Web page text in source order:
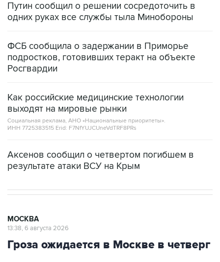
Путин сообщил о решении сосредоточить в
одних руках все службы тыла Минобороны
ФСБ сообщила о задержании в Приморье
подростков, готовивших теракт на объекте
Росгвардии
Как российские медицинские технологии
выходят на мировые рынки
Социальная реклама, АНО «Национальные приоритеты».
ИНН 7725383515 Erid: F7NfYUJCUneVdTRF8PRs
Аксенов сообщил о четвертом погибшем в
результате атаки ВСУ на Крым
МОСКВА
13:38, 6 августа 2026
Гроза ожидается в Москве в четверг